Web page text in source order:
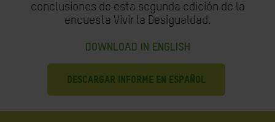
conclusiones de esta segunda edición de la
encuesta Vivir la Desigualdad.
DOWNLOAD IN ENGLISH
DESCARGAR INFORME EN ESPAÑOL